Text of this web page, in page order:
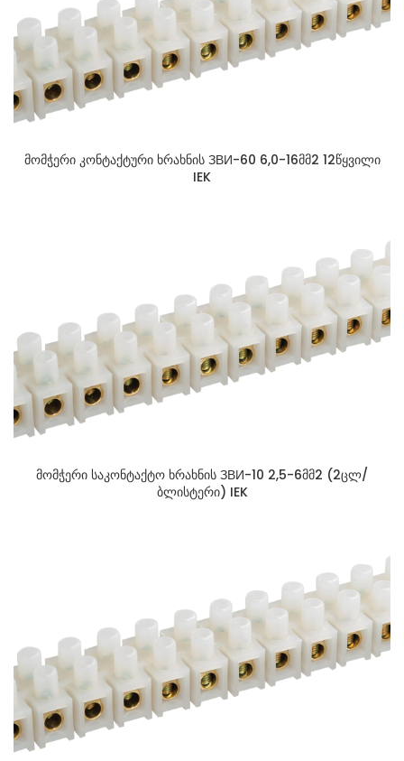
მომჭერი კონტაქტური ხრახნის ЗВИ-60 6,0-16მმ2 12წყვილი
IEK
მომჭერი საკონტაქტო ხრახნის ЗВИ-10 2,5-6მმ2 (2ცლ/
ბლისტერი) IEK